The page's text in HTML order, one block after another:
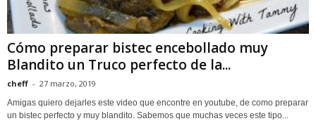
Cómo preparar bistec encebollado muy
Blandito un Truco perfecto de la...
cheff - 27 marzo, 2019
Amigas quiero dejarles este video que encontre en youtube, de como preparar
un bistec perfecto y muy blandito. Sabemos que muchas veces este tipo...